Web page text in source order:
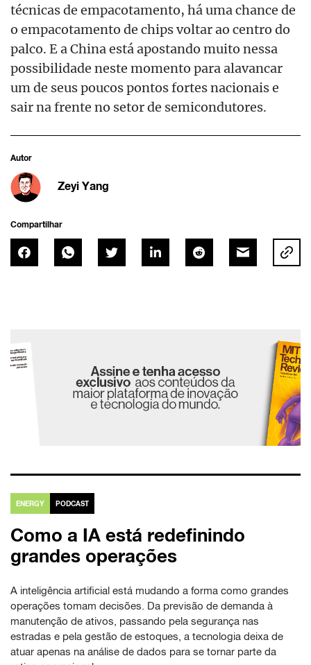
técnicas de empacotamento, há uma chance de
o empacotamento de chips voltar ao centro do
palco. E a China está apostando muito nessa
possibilidade neste momento para alavancar
um de seus poucos pontos fortes nacionais e
sair na frente no setor de semicondutores.
Autor
Zeyi Yang
Compartilhar
ENERGY PODCAST
Como a IA está redefinindo
grandes operações
A inteligência artificial está mudando a forma como grandes
operações tomam decisões. Da previsão de demanda à
manutenção de ativos, passando pela segurança nas
estradas e pela gestão de estoques, a tecnologia deixa de
atuar apenas na análise de dados para se tornar parte da